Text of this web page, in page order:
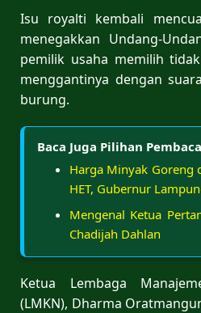
Isu royalti kembali
menegakkan Undang-
pemilik usaha memilih
menggantinya dengan
burung.
Baca Juga Pilihan
Harga Minyak Goreng
HET, Gubernur
Mengenal Ketua
Chadijah Dahlan
Ketua Lembaga
(LMKN), Dharma